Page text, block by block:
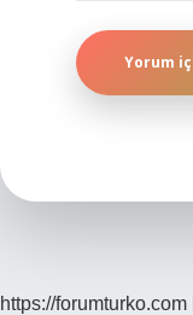
https://forumturko.com